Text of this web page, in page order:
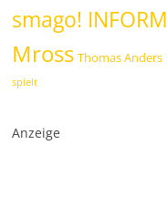
smago!
Mross Thomas Anders
spielt
Anzeige